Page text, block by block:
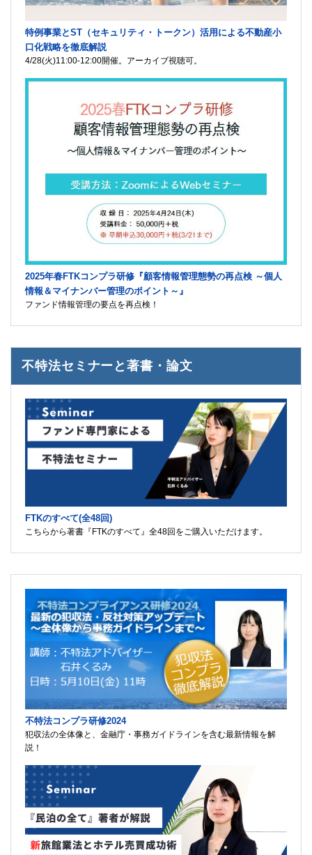
特例事業とST（セキュリティ・トークン）活用による不動産小
口化戦略を徹底解説
4/28(火)11:00-12:00開催。アーカイブ視聴可。
2025年春FTKコンプラ研修『顧客情報管理態勢の再点検 ～個人
情報＆マイナンバー管理のポイント～』
ファンド情報管理の要点を再点検！
不特法セミナーと著書・論文
FTKのすべて(全48回)
こちらから著書『FTKのすべて』全48回をご購入いただけます。
不特法コンプラ研修2024
犯収法の全体像と、金融庁・事務ガイドラインを含む最新情報を解
説！